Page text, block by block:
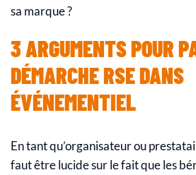
sa marque ?
3 ARGUMENTS POUR
DÉMARCHE RSE DANS
ÉVÉNEMENTIEL
En tant qu’organisateur ou
faut être lucide sur le fait que les